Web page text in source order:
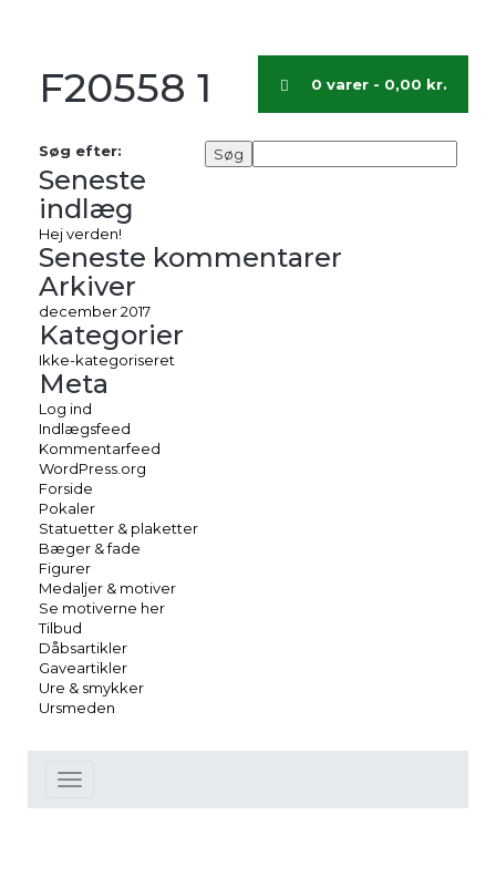
0 varer - 0,00 kr.
Toggle
F20558 1
Søg efter:
Seneste
indlæg
Hej verden!
Seneste kommentarer
Arkiver
december 2017
Kategorier
Ikke-kategoriseret
Meta
Log ind
Indlægsfeed
Kommentarfeed
WordPress.org
Forside
Pokaler
Statuetter & plaketter
Bæger & fade
Figurer
Medaljer & motiver
Se motiverne her
Tilbud
Dåbsartikler
Gaveartikler
Ure & smykker
Ursmeden